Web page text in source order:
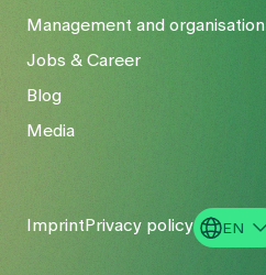
Management and organisation
Jobs & Career
Blog
Media
Imprint Privacy policy
EN